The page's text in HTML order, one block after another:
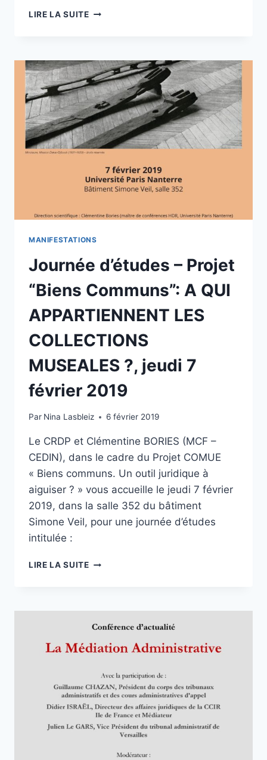
LIRE LA SUITECONFÉRENCE
COMMUNS »
:
BIENS
COMMUNS
ET
ACCÈS
AUX
CONTENUS
4
AVRIL
MANIFESTATIONS
Journée d’études – Projet
“Biens Communs”: A QUI
APPARTIENNENT LES
COLLECTIONS
MUSEALES ?, jeudi 7
février 2019
Par Nina Lasbleiz 6 février 2019
Le CRDP et Clémentine BORIES (MCF –
CEDIN), dans le cadre du Projet COMUE
« Biens communs. Un outil juridique à
aiguiser ? » vous accueille le jeudi 7 février
2019, dans la salle 352 du bâtiment
Simone Veil, pour une journée d’études
intitulée :
LIRE LA SUITEJOURNÉE
“BIENS
COMMUNS”:
QUI
LES
COLLECTIONS
MUSEALES
?,
JEUDI
FÉVRIER